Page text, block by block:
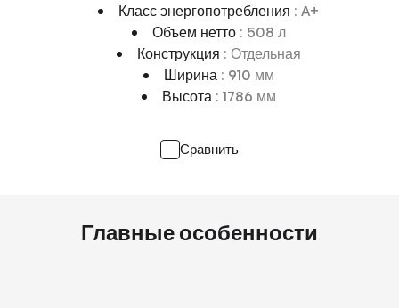
Класс энергопотребления : A+
Объем нетто : 508 л
Конструкция : Отдельная
Ширина : 910 мм
Высота : 1786 мм
Сравнить
Главные особенности